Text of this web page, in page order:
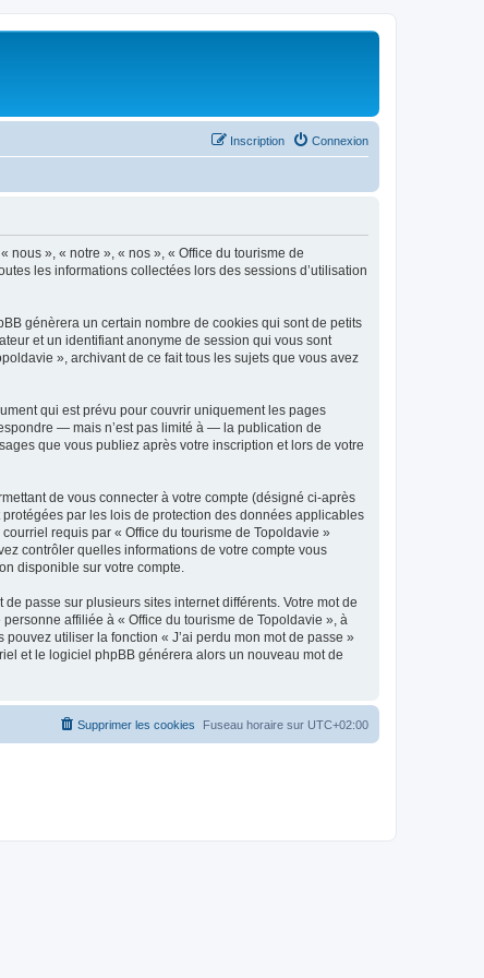
Connexion
Inscription
», « notre », « nos », « Office du tourisme de
les informations collectées lors des sessions d’utilisation
génèrera un certain nombre de cookies qui sont de petits
et un identifiant anonyme de session qui vous sont
», archivant de ce fait tous les sujets que vous avez
qui est prévu pour couvrir uniquement les pages
— mais n’est pas limité à — la publication de
que vous publiez après votre inscription et lors de votre
de vous connecter à votre compte (désigné ci-après
par les lois de protection des données applicables
requis par « Office du tourisme de Topoldavie »
contrôler quelles informations de votre compte vous
disponible sur votre compte.
passe sur plusieurs sites internet différents. Votre mot de
affiliée à « Office du tourisme de Topoldavie », à
utiliser la fonction « J’ai perdu mon mot de passe »
et le logiciel phpBB générera alors un nouveau mot de
Fuseau horaire sur UTC+02:00
Supprimer les cookies